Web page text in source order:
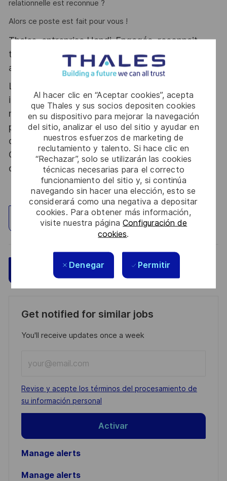
Al hacer clic en “Aceptar cookies”, acepta
que Thales y sus socios depositen cookies
en su dispositivo para mejorar la navegación
del sitio, analizar el uso del sitio y ayudar en
nuestros esfuerzos de marketing de
reclutamiento y talento. Si hace clic en
“Rechazar”, solo se utilizarán las cookies
técnicas necesarias para el correcto
funcionamiento del sitio y, si continúa
navegando sin hacer una elección, esto se
considerará como una negativa a depositar
cookies. Para obtener más información,
visite nuestra páginaConfiguración de
cookies.
Denegar Permitir
relationnelle est reconnue ?
Alors ce poste est fait pour vous !
Thales, entreprise Handi-Engagée, reconnait
tous les talents. La diversité est notre meilleur
atout. Postulez et rejoignez nous !
Le poste pouvant nécessiter d'accéder à des
informations relevant du secret de la défense
nationale, la personne retenue fera l'objet d'une
procédure d’habilitation, conformément aux
dispositions des articles R.2311-1 et suivants du
Code de la défense et de l’IGI 1300 SGDSN/PSE
du 09 août 2021.
Explorar ubicación
Aplicar ahora Guardar
Get notified for similar jobs
You'll receive updates once a week
Email
address
(Required)
Required
Revise y acepte los términos del procesamiento de
su información personal
Activar
Manage alerts
Manage alerts